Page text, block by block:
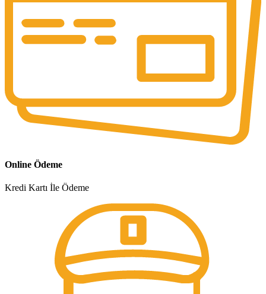
Online Ödeme
Kredi Kartı İle Ödeme